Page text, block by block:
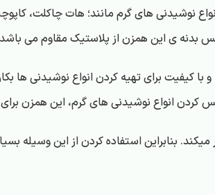
های گرم مانند؛ هات چاکلت،
بدنه ی این همزن از پلاستیک مقاوم می
با کیفیت برای تهیه کردن انواع نوشیدنی ها
کردن انواع نوشیدنی های گرم، این همزن
بنابراین استفاده کردن از این وسیله